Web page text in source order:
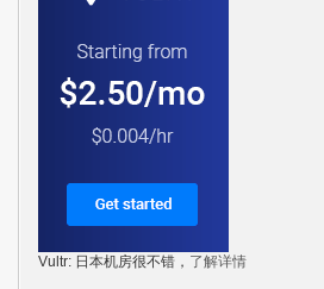
Vultr: 日本机房很不错， 了解详情